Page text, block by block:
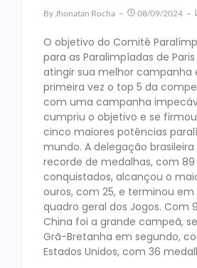
By Jhonatan Rocha 08/09/2024
O objetivo do Comitê
para as Paralimpíadas de
atingir sua melhor campanha
primeira vez o top 5 da
com uma campanha
cumpriu o objetivo e se
cinco maiores potências
mundo. A delegação
recorde de medalhas, com 89
conquistados, alcançou o
ouros, com 25, e terminou
quadro geral dos Jogos. Com
China foi a grande campeã,
Grã-Bretanha em segundo,
Estados Unidos, com 36